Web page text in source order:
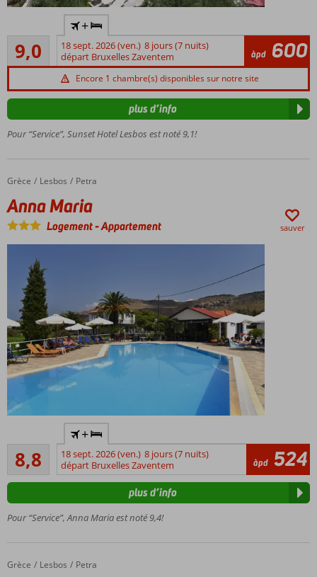
Complexe
accueillant
Emplacement
calme dans la
ville de Petra
à la carte
Des
9,0
Excellente
149
commentaires
+
18 sept. 2026 (ven.) 8 jours (7 nuits)
départ Bruxelles Zaventem
àpd 600
Encore 1 chambre(s) disponibles sur notre site
Pour “Service”, Sunset Hotel Lesbos est noté 9,1!
plus d’info
Accueil
Grèce Lesbos Petra
Anna Maria
Anna Maria
Logement-Appartement sauver
de la
plage et
du centre
Emplacement
WiFi
8,8
Recommandé
129
commentaires
+
18 sept. 2026 (ven.) 8 jours (7 nuits)
départ Bruxelles Zaventem
àpd 524
Pour “Service”, Anna Maria est noté 9,4!
plus d’info
Accueil
Grèce Lesbos Petra
Theofilos Superior Hotel